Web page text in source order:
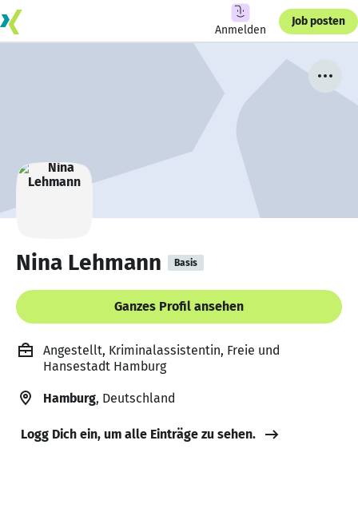
Anmelden
Job posten
Nina Lehmann Basis
Ganzes Profil ansehen
Angestellt, Kriminalassistentin, Freie und
Hansestadt Hamburg
Hamburg, Deutschland
Logg Dich ein, um alle Einträge zu sehen.